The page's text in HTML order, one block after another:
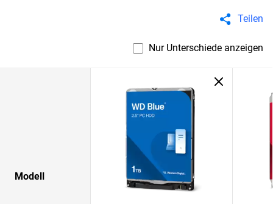
Teilen
Nur Unterschiede anzeigen
Modell